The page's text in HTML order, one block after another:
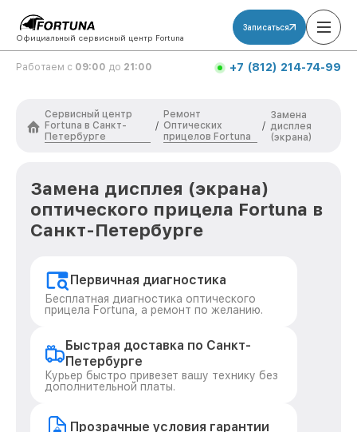
Официальный сервисный центр Fortuna
Записаться
Работаем с 09:00 до 21:00 +7 (812) 214-74-99
Сервисный центр
Fortuna в Санкт-
Петербурге
/
Ремонт
Оптических
прицелов Fortuna
/
Замена
дисплея
(экрана)
Замена дисплея (экрана)
оптического прицела Fortuna в
Санкт-Петербурге
Первичная диагностика
Бесплатная диагностика оптического
прицела Fortuna, а ремонт по желанию.
Быстрая доставка по Санкт-
Петербурге
Курьер быстро привезет вашу технику без
дополнительной платы.
Прозрачные условия гарантии